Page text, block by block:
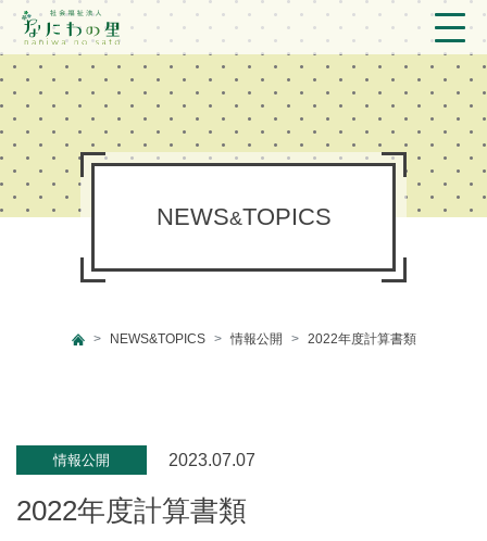
トップ
法人概要/アクセス
こども/相談支援
新着情報
プライバシーポリシー
NEWS&TOPICS
NEWS&TOPICS 情報公開 2022年度計算書類
情報公開 2023.07.07
2022年度計算書類